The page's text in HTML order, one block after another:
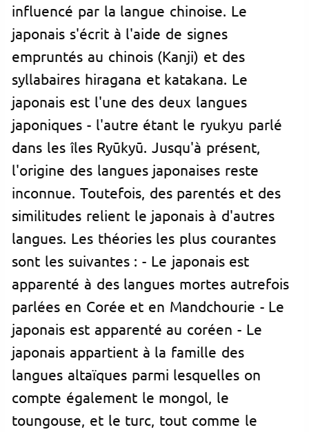
influencé par la langue chinoise. Le
japonais s'écrit à l'aide de signes
empruntés au chinois (Kanji) et des
syllabaires hiragana et katakana. Le
japonais est l'une des deux langues
japoniques - l'autre étant le ryukyu parlé
dans les îles Ryūkyū. Jusqu'à présent,
l'origine des langues japonaises reste
inconnue. Toutefois, des parentés et des
similitudes relient le japonais à d'autres
langues. Les théories les plus courantes
sont les suivantes : - Le japonais est
apparenté à des langues mortes autrefois
parlées en Corée et en Mandchourie - Le
japonais est apparenté au coréen - Le
japonais appartient à la famille des
langues altaïques parmi lesquelles on
compte également le mongol, le
toungouse, et le turc, tout comme le